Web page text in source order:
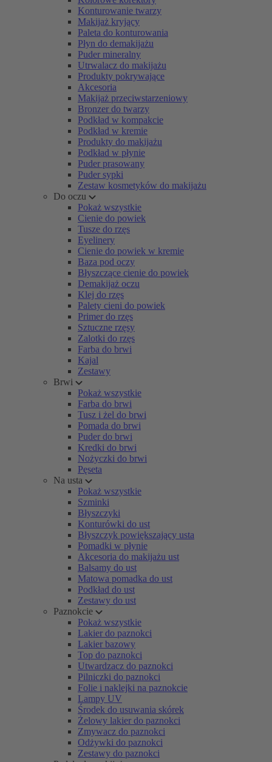
Konturowanie twarzy
Makijaż kryjący
Paleta do konturowania
Płyn do demakijażu
Puder mineralny
Utrwalacz do makijażu
Produkty pokrywające
Akcesoria
Makijaż przeciwstarzeniowy
Bronzer do twarzy
Podkład w kompakcie
Podkład w kremie
Produkty do makijażu
Podkład w płynie
Puder prasowany
Puder sypki
Zestaw kosmetyków do makijażu
Do oczu
Pokaż wszystkie
Cienie do powiek
Tusze do rzęs
Eyelinery
Cienie do powiek w kremie
Baza pod oczy
Błyszczące cienie do powiek
Demakijaż oczu
Klej do rzęs
Palety cieni do powiek
Primer do rzęs
Sztuczne rzęsy
Zalotki do rzęs
Farba do brwi
Kajal
Zestawy
Brwi
Pokaż wszystkie
Farba do brwi
Tusz i żel do brwi
Pomada do brwi
Puder do brwi
Kredki do brwi
Nożyczki do brwi
Pęseta
Na usta
Pokaż wszystkie
Szminki
Błyszczyki
Konturówki do ust
Błyszczyk powiększający usta
Pomadki w płynie
Akcesoria do makijażu ust
Balsamy do ust
Matowa pomadka do ust
Podkład do ust
Zestawy do ust
Paznokcie
Pokaż wszystkie
Lakier do paznokci
Lakier bazowy
Top do paznokci
Utwardzacz do paznokci
Pilniczki do paznokci
Folie i naklejki na paznokcie
Lampy UV
Środek do usuwania skórek
Żelowy lakier do paznokci
Zmywacz do paznokci
Odżywki do paznokci
Zestawy do paznokci